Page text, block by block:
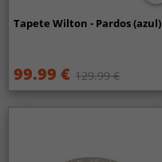
Tapete Wilton - Pardos (azul)
99.99 € 129.99 €